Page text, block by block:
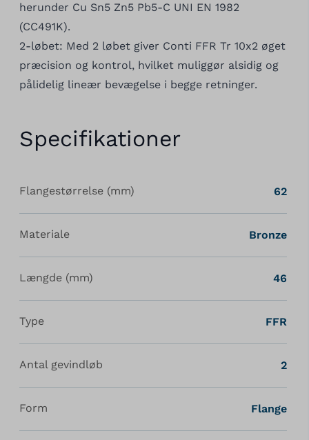
herunder Cu Sn5 Zn5 Pb5-C UNI EN 1982
(CC491K).
2-løbet: Med 2 løbet giver Conti FFR Tr 10x2 øget
præcision og kontrol, hvilket muliggør alsidig og
pålidelig lineær bevægelse i begge retninger.
Specifikationer
Flangestørrelse (mm) 62
Materiale Bronze
Længde (mm) 46
Type FFR
Antal gevindløb 2
Form Flange